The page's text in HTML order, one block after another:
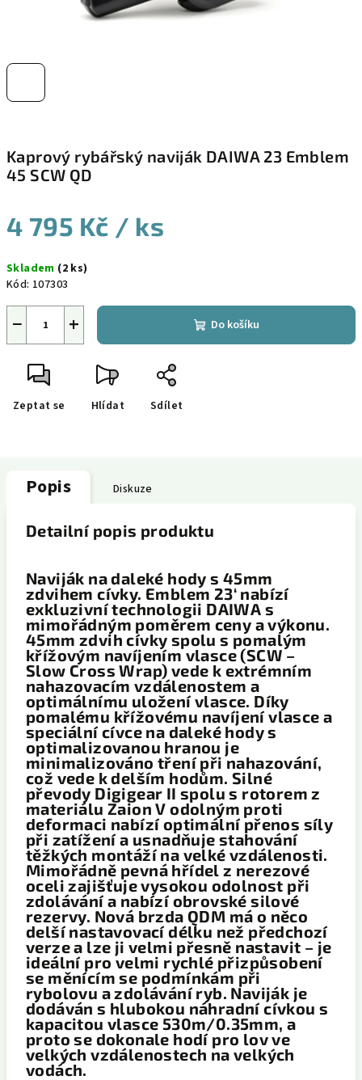
Kaprový rybářský naviják DAIWA 23 Emblem
45 SCW QD
4 795 Kč / ks
cena:
Skladem (2 ks)
Kód: 107303
+
− Do košíku
Zeptat se Hlídat Sdílet
Popis Diskuze
Detailní popis produktu
Naviják na daleké hody s 45mm
zdvihem cívky. Emblem 23‘ nabízí
exkluzivní technologii DAIWA s
mimořádným poměrem ceny a výkonu.
45mm zdvih cívky spolu s pomalým
křížovým navíjením vlasce (SCW –
Slow Cross Wrap) vede k extrémním
nahazovacím vzdálenostem a
optimálnímu uložení vlasce. Díky
pomalému křížovému navíjení vlasce a
speciální cívce na daleké hody s
optimalizovanou hranou je
minimalizováno tření při nahazování,
což vede k delším hodům. Silné
převody Digigear II spolu s rotorem z
materiálu Zaion V odolným proti
deformaci nabízí optimální přenos síly
při zatížení a usnadňuje stahování
těžkých montáží na velké vzdálenosti.
Mimořádně pevná hřídel z nerezové
oceli zajišťuje vysokou odolnost při
zdolávání a nabízí obrovské silové
rezervy. Nová brzda QDM má o něco
delší nastavovací délku než předchozí
verze a lze ji velmi přesně nastavit – je
ideální pro velmi rychlé přizpůsobení
se měnícím se podmínkám při
rybolovu a zdolávání ryb. Naviják je
dodáván s hlubokou náhradní cívkou s
kapacitou vlasce 530m/0.35mm, a
proto se dokonale hodí pro lov ve
velkých vzdálenostech na velkých
vodách.